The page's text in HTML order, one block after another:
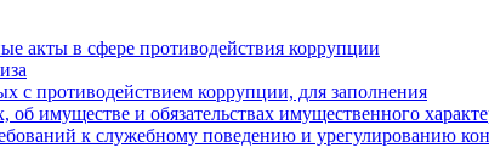
акты в сфере противодействия коррупции
с противодействием коррупции, для заполнения
об имуществе и обязательствах имущественного
к служебному поведению и урегулированию